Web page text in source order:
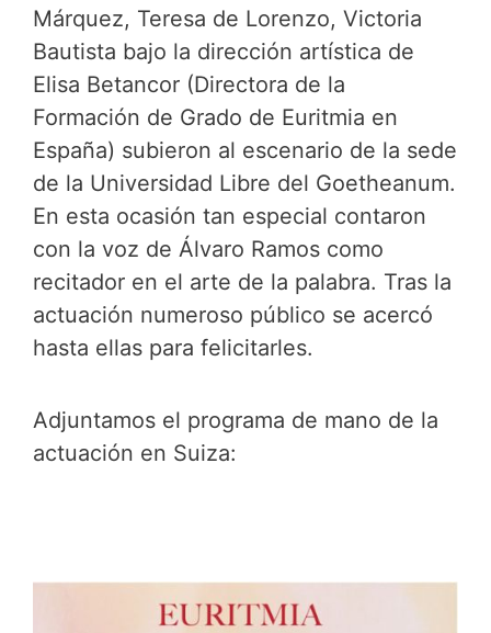
Márquez, Teresa de Lorenzo, Victoria
Bautista bajo la dirección artística de
Elisa Betancor (Directora de la
Formación de Grado de Euritmia en
España) subieron al escenario de la sede
de la Universidad Libre del Goetheanum.
En esta ocasión tan especial contaron
con la voz de Álvaro Ramos como
recitador en el arte de la palabra. Tras la
actuación numeroso público se acercó
hasta ellas para felicitarles.
Adjuntamos el programa de mano de la
actuación en Suiza: